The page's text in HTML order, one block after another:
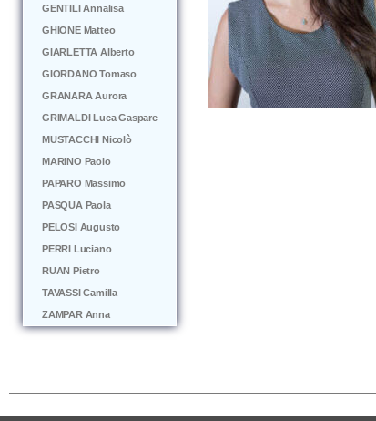
GENTILI Annalisa
GHIONE Matteo
GIARLETTA Alberto
GIORDANO Tomaso
GRANARA Aurora
GRIMALDI Luca Gaspare
MUSTACCHI Nicolò
MARINO Paolo
PAPARO Massimo
PASQUA Paola
PELOSI Augusto
PERRI Luciano
RUAN Pietro
TAVASSI Camilla
ZAMPAR Anna